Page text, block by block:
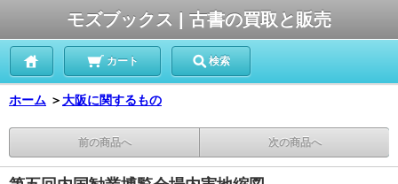
モズブックス | 古書の買取と販売
カート 検索
ホーム ＞大阪に関するもの
前の商品へ 次の商品へ